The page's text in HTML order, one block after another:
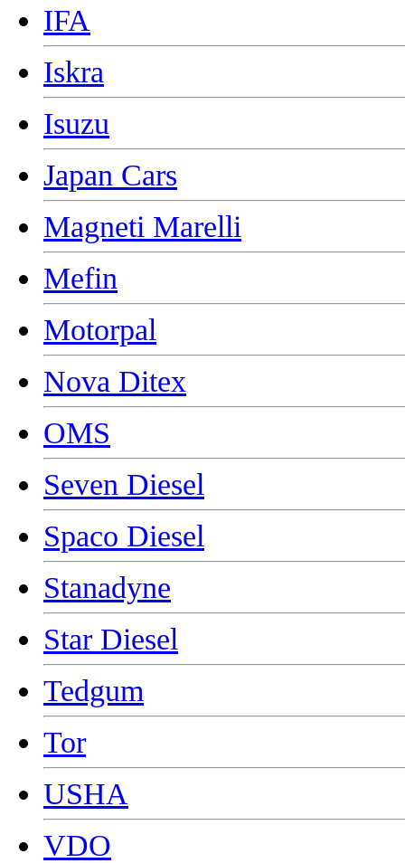
IFA
Iskra
Isuzu
Japan Cars
Magneti Marelli
Mefin
Motorpal
Nova Ditex
OMS
Seven Diesel
Spaco Diesel
Stanadyne
Star Diesel
Tedgum
Tor
USHA
VDO